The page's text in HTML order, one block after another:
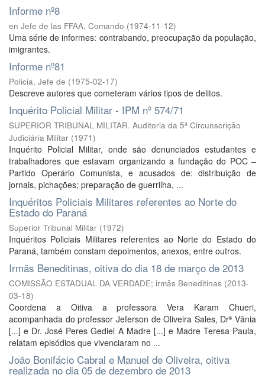
Informe nº8
en Jefe de las FFAA, Comando (1974-11-12)
Uma série de informes: contrabando, preocupação da população,
imigrantes.
Informe nº81
Policia, Jefe de (1975-02-17)
Descreve autores que cometeram vários tipos de delitos.
Inquérito Policial Militar - IPM nº 574/71
SUPERIOR TRIBUNAL MILITAR. Auditoria da 5ª Circunscrição
Judiciária Militar (1971)
Inquérito Policial Militar, onde são denunciados estudantes e
trabalhadores que estavam organizando a fundação do POC –
Partido Operário Comunista, e acusados de: distribuição de
jornais, pichações; preparação de guerrilha, ...
Inquéritos Policiais Militares referentes ao Norte do
Estado do Paraná
Superior Tribunal Militar (1972)
Inquéritos Policiais Militares referentes ao Norte do Estado do
Paraná, também constam depoimentos, anexos, entre outros.
Irmãs Beneditinas, oitiva do dia 18 de março de 2013
COMISSÃO ESTADUAL DA VERDADE; irmãs Beneditinas (2013-
03-18)
Coordena a Oitiva a professora Vera Karam Chueri,
acompanhada do professor Jeferson de Oliveira Sales, Drª Vânia
[...] e Dr. José Peres Gediel A Madre [...] e Madre Teresa Paula,
relatam episódios que vivenciaram no ...
João Bonifácio Cabral e Manuel de Oliveira, oitiva
realizada no dia 05 de dezembro de 2013